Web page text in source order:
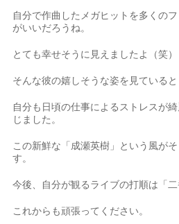
自分で作曲したメガヒットを多くの
がいいだろうね。
とても幸せそうに見えましたよ（笑）
そんな彼の嬉しそうな姿を見ていると
自分も日頃の仕事によるストレスが
じました。
この新鮮な「成瀬英樹」という風が
す。
今後、自分が観るライブの打順は「
これからも頑張ってください。